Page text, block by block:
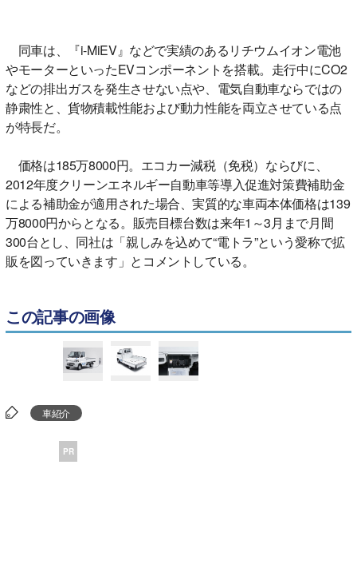
同車は、『i-MiEV』などで実績のあるリチウムイオン電池
やモーターといったEVコンポーネントを搭載。走行中にCO2
などの排出ガスを発生させない点や、電気自動車ならではの
静粛性と、貨物積載性能および動力性能を両立させている点
が特長だ。
価格は185万8000円。エコカー減税（免税）ならびに、
2012年度クリーンエネルギー自動車等導入促進対策費補助金
による補助金が適用された場合、実質的な車両本体価格は139
万8000円からとなる。販売目標台数は来年1～3月まで月間
300台とし、同社は「親しみを込めて“電トラ”という愛称で拡
販を図っていきます」とコメントしている。
この記事の画像
車紹介
PR